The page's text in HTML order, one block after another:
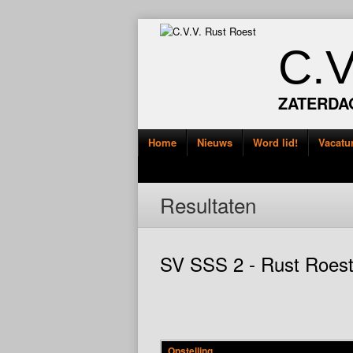
Home Nieuws Word lid!
Resultaten
SV SSS 2 - Rust